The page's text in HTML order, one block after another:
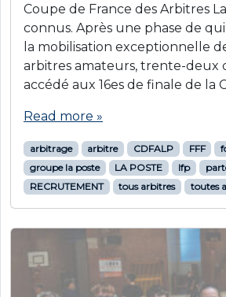
Coupe de France des Arbitres
connus. Après une phase de
la mobilisation exceptionnelle
arbitres amateurs, trente-deux
accédé aux 16es de finale de la
Read more »
arbitrage arbitre CDFALP FFF
groupe la poste
LA POSTE lfp
RECRUTEMENT
tous arbitres toutes